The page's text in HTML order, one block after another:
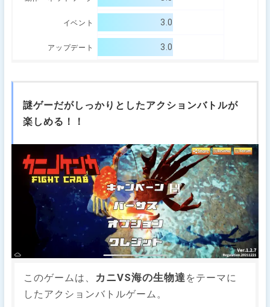
イベント 3.0
アップデート 3.0
謎ゲーだがしっかりとしたアクションバトルが
楽しめる！！
このゲームは、 カニVS海の生物達をテーマに
したアクションバトルゲーム。